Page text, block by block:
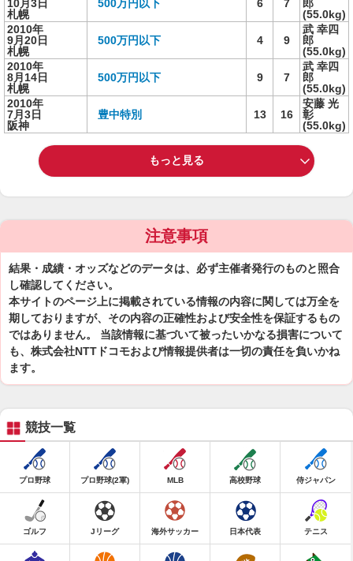
10月3日
札幌
500万円以下 6 7
郎
(55.0kg)
2010年
9月20日
札幌
500万円以下 4 9
武 幸四
郎
(55.0kg)
2010年
8月14日
札幌
500万円以下 9 7
武 幸四
郎
(55.0kg)
2010年
7月3日
阪神
豊中特別 13 16
安藤 光
彰
(55.0kg)
もっと見る
注意事項
結果・成績・オッズなどのデータは、必ず主催者発行のものと照合
し確認してください。
本サイトのページ上に掲載されている情報の内容に関しては万全を
期しておりますが、その内容の正確性および安全性を保証するもの
ではありません。 当該情報に基づいて被ったいかなる損害について
も、株式会社NTTドコモおよび情報提供者は一切の責任を負いかね
ます。
競技一覧
プロ野球 プロ野球(2軍) MLB 高校野球 侍ジャパン
ゴルフ Jリーグ 海外サッカー 日本代表 テニス